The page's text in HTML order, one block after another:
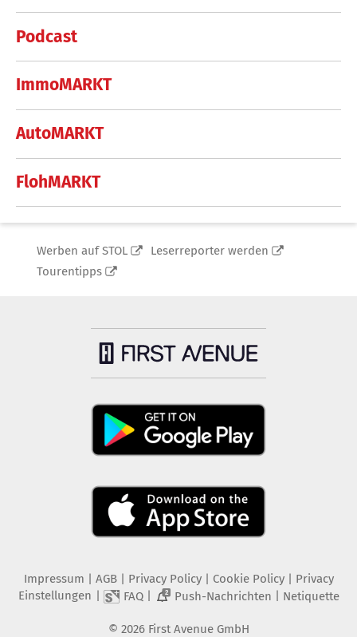
Podcast
ImmoMARKT
AutoMARKT
FlohMARKT
Werben auf STOL
Leserreporter werden
Tourentipps
Impressum AGB Privacy Policy| Cookie Policy| Privacy
Einstellungen
FAQ| 2 Push-Nachrichten Netiquette
© 2026 First Avenue GmbH